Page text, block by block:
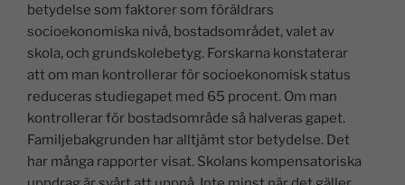
betydelse som faktorer som föräldrars
socioekonomiska nivå, bostadsområdet, valet av
skola, och grundskolebetyg. Forskarna konstaterar
att om man kontrollerar för socioekonomisk status
reduceras studiegapet med 65 procent. Om man
kontrollerar för bostadsområde så halveras gapet.
Familjebakgrunden har alltjämt stor betydelse. Det
har många rapporter visat. Skolans kompensatoriska